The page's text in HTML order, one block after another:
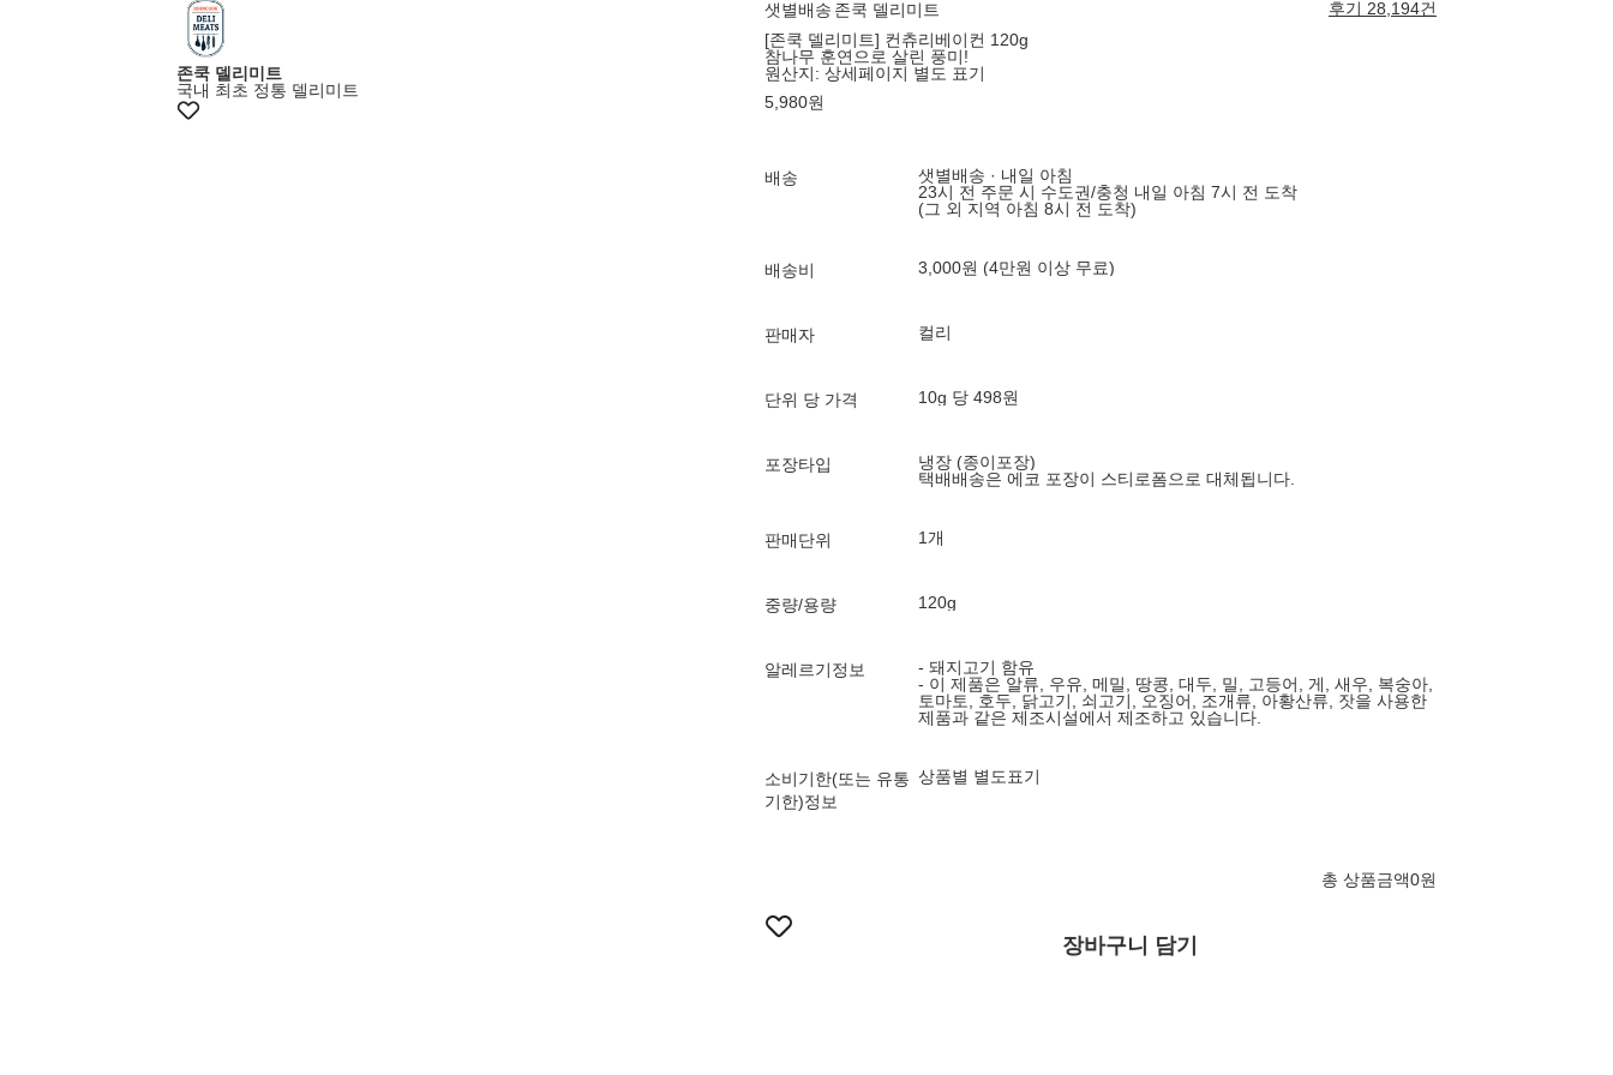
존쿡 델리미트
국내 최초 정통 델리미트
샛별배송 존쿡 델리미트
후기 28,194건
[존쿡 델리미트] 컨츄리베이컨 120g
참나무 훈연으로 살린 풍미!
원산지: 상세페이지 별도 표기
5,980원
배송
샛별배송 · 내일 아침
23시 전 주문 시 수도권/충청 내일 아침 7시 전 도착
(그 외 지역 아침 8시 전 도착)
배송비 3,000원 (4만원 이상 무료)
판매자 컬리
단위 당 가격 10g 당 498원
포장타입
냉장 (종이포장)
택배배송은 에코 포장이 스티로폼으로 대체됩니다.
판매단위 1개
중량/용량 120g
알레르기정보
- 돼지고기 함유
- 이 제품은 알류, 우유, 메밀, 땅콩, 대두, 밀, 고등어, 게, 새우, 복숭아,
토마토, 호두, 닭고기, 쇠고기, 오징어, 조개류, 아황산류, 잣을 사용한
제품과 같은 제조시설에서 제조하고 있습니다.
소비기한(또는 유통
기한)정보
상품별 별도표기
총 상품금액0원
장바구니 담기